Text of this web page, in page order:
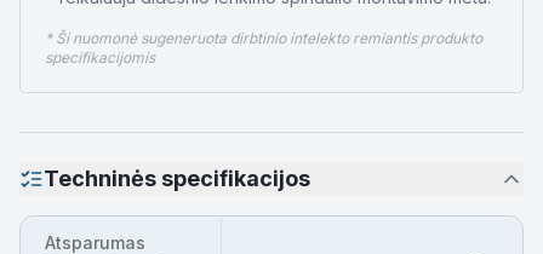
* Ši nuomonė sugeneruota dirbtinio intelekto remiantis produkto
specifikacijomis
Techninės specifikacijos
Atsparumas